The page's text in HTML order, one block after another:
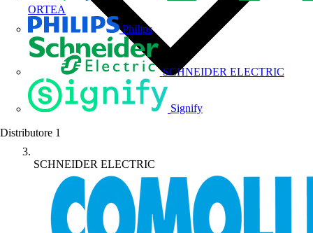
ORTEA
Philips
SCHNEIDER ELECTRIC
Signify
Distributore 1
SCHNEIDER ELECTRIC